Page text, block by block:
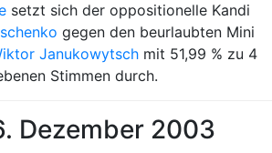
setzt sich der oppositionelle Kandi
gegen den beurlaubten Mini
Janukowytsch mit 51,99 % zu 4
Stimmen durch.
Dezember 2003